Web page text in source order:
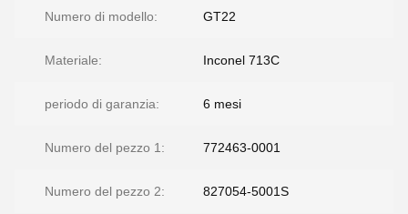
Numero di modello: GT22
Materiale: Inconel 713C
periodo di garanzia: 6 mesi
Numero del pezzo 1: 772463-0001
Numero del pezzo 2: 827054-5001S